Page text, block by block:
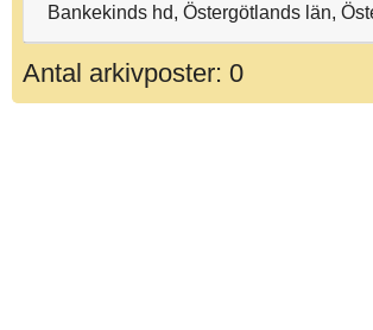
Bankekinds hd, Östergötlands län,
Antal arkivposter: 0